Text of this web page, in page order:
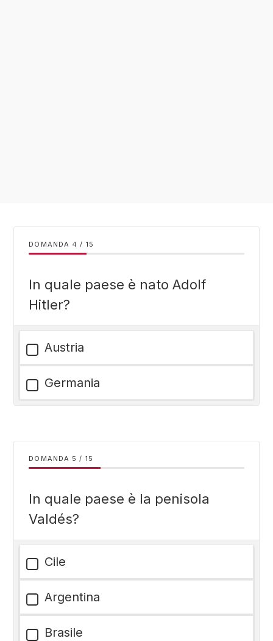
DOMANDA / 15
In quale paese è nato Adolf
Hitler?
Austria
Germania
DOMANDA / 15
In quale paese è la penisola
Valdés?
Cile
Argentina
Brasile